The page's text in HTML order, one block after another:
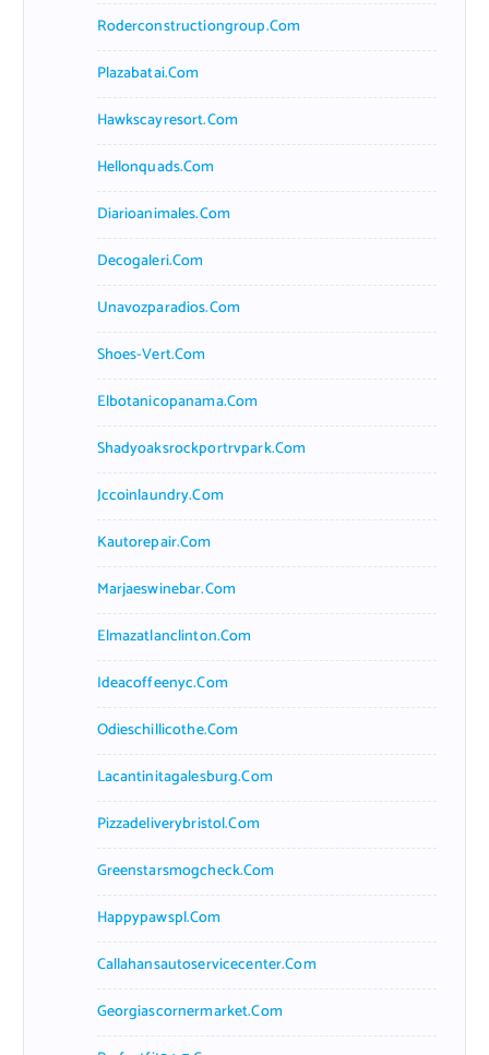
Roderconstructiongroup.com
Plazabatai.com
Hawkscayresort.com
Hellonquads.com
Diarioanimales.com
Decogaleri.com
Unavozparadios.com
Shoes-Vert.com
Elbotanicopanama.com
Shadyoaksrockportrvpark.com
Jccoinlaundry.com
Kautorepair.com
Marjaeswinebar.com
Elmazatlanclinton.com
Ideacoffeenyc.com
Odieschillicothe.com
Lacantinitagalesburg.com
Pizzadeliverybristol.com
Greenstarsmogcheck.com
Happypawspl.com
Callahansautoservicecenter.com
Georgiascornermarket.com